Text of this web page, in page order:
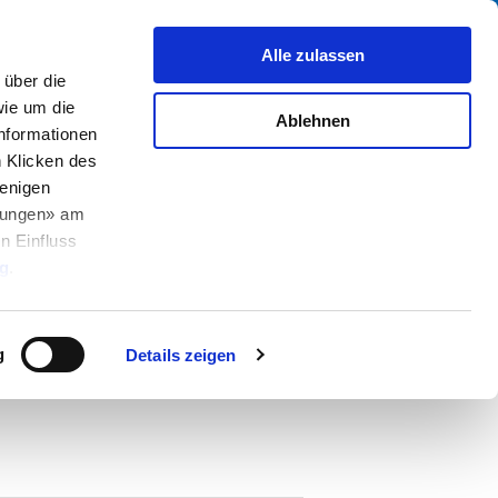
die
um die
Klicken des
am
Einfluss
Details zeigen
Alle zulassen
Ablehnen
Kontakt
Reset Typ mit